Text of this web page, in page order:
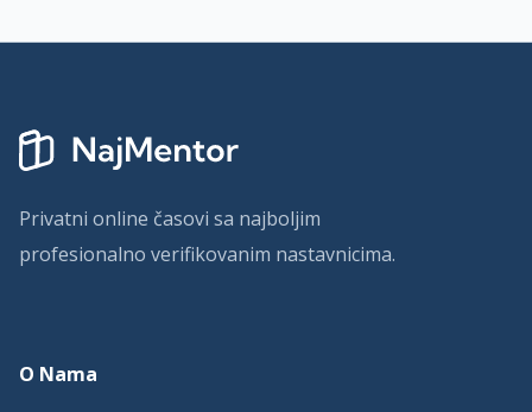
Privatni online časovi sa najboljim
profesionalno verifikovanim nastavnicima.
O Nama